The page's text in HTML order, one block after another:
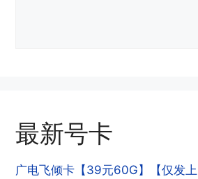
最新号卡
广电飞倾卡【39元60G】【仅发上